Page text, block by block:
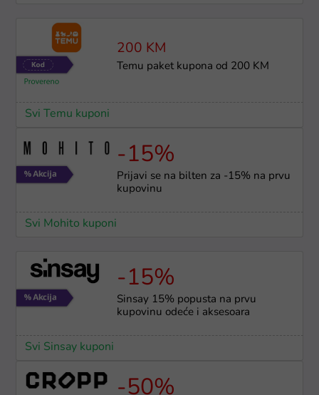
200 KM
Temu paket kupona od 200 KM
Svi Temu kuponi
-15%
Prijavi se na bilten za -15% na prvu
kupovinu
Svi Mohito kuponi
-15%
Sinsay 15% popusta na prvu
kupovinu odeće i aksesoara
Svi Sinsay kuponi
-50%